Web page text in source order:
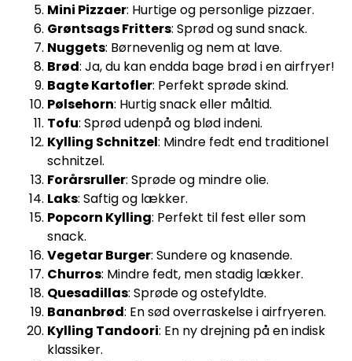
Mini Pizzaer: Hurtige og personlige pizzaer.
Grøntsags Fritters: Sprød og sund snack.
Nuggets: Børnevenlig og nem at lave.
Brød: Ja, du kan endda bage brød i en airfryer!
Bagte Kartofler: Perfekt sprøde skind.
Pølsehorn: Hurtig snack eller måltid.
Tofu: Sprød udenpå og blød indeni.
Kylling Schnitzel: Mindre fedt end traditionel
schnitzel.
Forårsruller: Sprøde og mindre olie.
Laks: Saftig og lækker.
Popcorn Kylling: Perfekt til fest eller som
snack.
Vegetar Burger: Sundere og knasende.
Churros: Mindre fedt, men stadig lækker.
Quesadillas: Sprøde og ostefyldte.
Bananbrød: En sød overraskelse i airfryeren.
Kylling Tandoori: En ny drejning på en indisk
klassiker.